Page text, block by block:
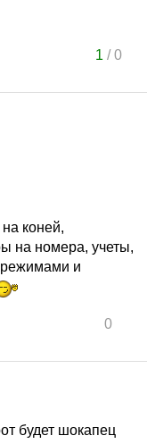
1 /0
коней,
на номера, учеты,
и
0
будет шокапец